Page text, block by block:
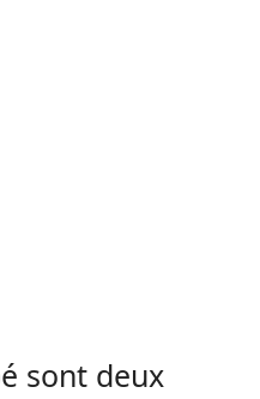
sont deux